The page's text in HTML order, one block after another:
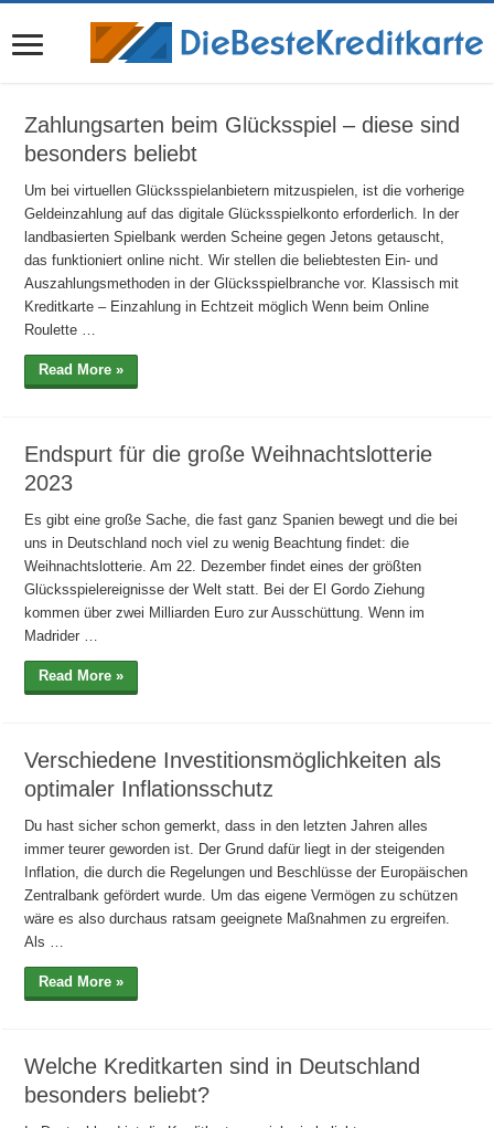
Zahlungsarten beim Glücksspiel – diese sind
besonders beliebt
Um bei virtuellen Glücksspielanbietern mitzuspielen, ist die vorherige
Geldeinzahlung auf das digitale Glücksspielkonto erforderlich. In der
landbasierten Spielbank werden Scheine gegen Jetons getauscht,
das funktioniert online nicht. Wir stellen die beliebtesten Ein- und
Auszahlungsmethoden in der Glücksspielbranche vor. Klassisch mit
Kreditkarte – Einzahlung in Echtzeit möglich Wenn beim Online
Roulette …
Read More »
Endspurt für die große Weihnachtslotterie
2023
Es gibt eine große Sache, die fast ganz Spanien bewegt und die bei
uns in Deutschland noch viel zu wenig Beachtung findet: die
Weihnachtslotterie. Am 22. Dezember findet eines der größten
Glücksspielereignisse der Welt statt. Bei der El Gordo Ziehung
kommen über zwei Milliarden Euro zur Ausschüttung. Wenn im
Madrider …
Read More »
Verschiedene Investitionsmöglichkeiten als
optimaler Inflationsschutz
Du hast sicher schon gemerkt, dass in den letzten Jahren alles
immer teurer geworden ist. Der Grund dafür liegt in der steigenden
Inflation, die durch die Regelungen und Beschlüsse der Europäischen
Zentralbank gefördert wurde. Um das eigene Vermögen zu schützen
wäre es also durchaus ratsam geeignete Maßnahmen zu ergreifen.
Als …
Read More »
Welche Kreditkarten sind in Deutschland
besonders beliebt?